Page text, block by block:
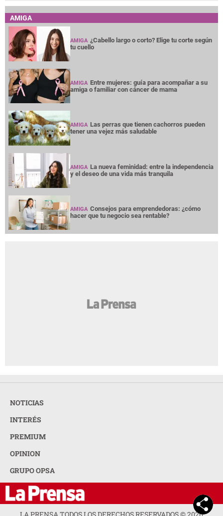
AMIGA
AMIGA ¿Cabello largo o corto? Elige tu corte según
tu cuello
AMIGA Entre mujeres: guía para acompañar a su
amiga o familiar con cáncer de mama
AMIGA Las perras que tienen cachorros pueden
tener una vejez más saludable
AMIGA La nueva feminidad: entre la independencia
y el deseo de una vida más tranquila
AMIGA Consejos para emprendedoras: ¿cómo
hacer que tu negocio sea rentable?
NOTICIAS
INTERÉS
PREMIUM
OPINION
GRUPO OPSA